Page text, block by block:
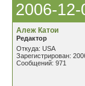
2006-
Алеж Катои
Редактор
Откуда: USA
Зарегистрирован:
Сообщений: 971